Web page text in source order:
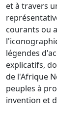
et à travers
courants ou
légendes
explicatifs,
de l'Afrique
peuples à
invention et